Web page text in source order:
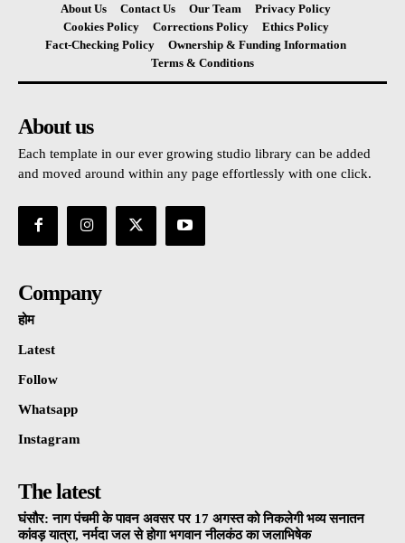
About Us Contact Us Our Team
Privacy Policy
Cookies Policy
Corrections Policy
Ethics Policy
Fact-Checking Policy
Ownership & Funding Information
Terms & Conditions
About us
Each template in our ever growing studio library can be added
and moved around within any page effortlessly with one click.
Company
होम
Latest
Follow
Whatsapp
Instagram
The latest
घंसौर: नाग पंचमी के पावन अवसर पर 17 अगस्त को निकलेगी भव्य सनातन
कांवड़ यात्रा, नर्मदा जल से होगा भगवान नीलकंठ का जलाभिषेक